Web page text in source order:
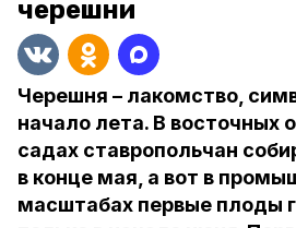
черешни
Черешня – лакомство,
начало лета. В восточных
садах ставропольчан
в конце мая, а вот в
масштабах первые плоды